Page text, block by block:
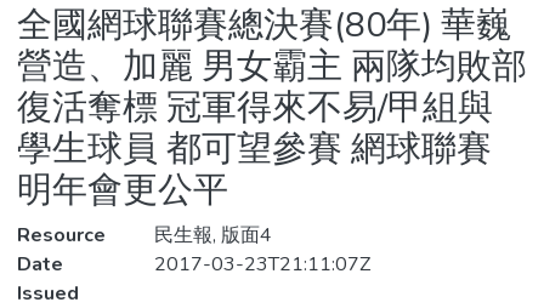
Statistics
全國網球聯賽總決賽(80年) 華巍
營造、加麗 男女霸主 兩隊均敗部
復活奪標 冠軍得來不易/甲組與
學生球員 都可望參賽 網球聯賽
明年會更公平
Resource
民生報, 版面4
Date
Issued
2017-03-23T21:11:07Z